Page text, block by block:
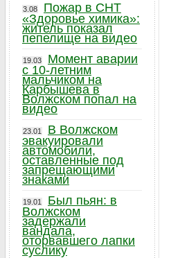
3.08
Пожар в СНТ
«Здоровье химика»:
житель показал
пепелище на видео
19.03
Момент аварии
с 10-летним
мальчиком на
Карбышева в
Волжском попал на
видео
23.01
В Волжском
эвакуировали
автомобили,
оставленные под
запрещающими
знаками
19.01
Был пьян: в
Волжском
задержали
вандала,
оторвавшего лапки
суслику